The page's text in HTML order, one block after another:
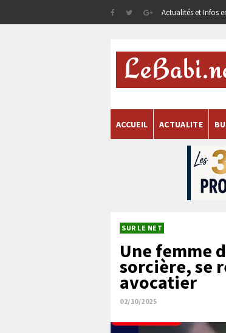
Actualités et Infos
ACCUEIL ACTUALITE
SUR LE NET
Une femme
sorcière, se
avocatier
02/10/2025